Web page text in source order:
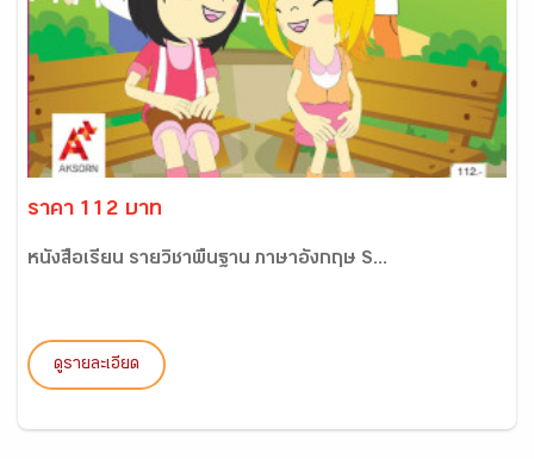
ราคา 112 บาท
หนังสือเรียน รายวิชาพื้นฐาน ภาษาอังกฤษ S...
ดูรายละเอียด